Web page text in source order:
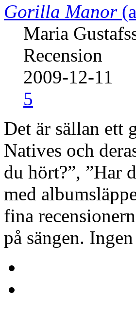
Gorilla Manor
Maria
Recension
2009-12-11
5
Det är sällan ett
Natives och
du hört?”, ”Har
med
fina
på sängen.